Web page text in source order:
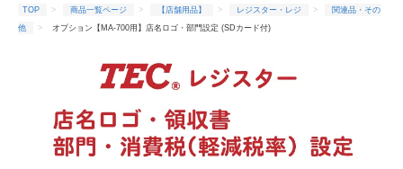
TOP 商品一覧ページ 【店舗用品】 レジスター・レジ
関連品・その
他
オプション【MA-700用】店名ロゴ・部門設定 (SDカード付)